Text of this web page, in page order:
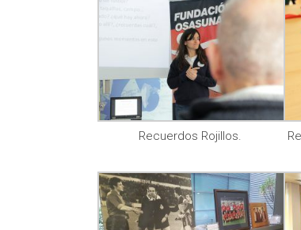
Recuerdos Rojillos.